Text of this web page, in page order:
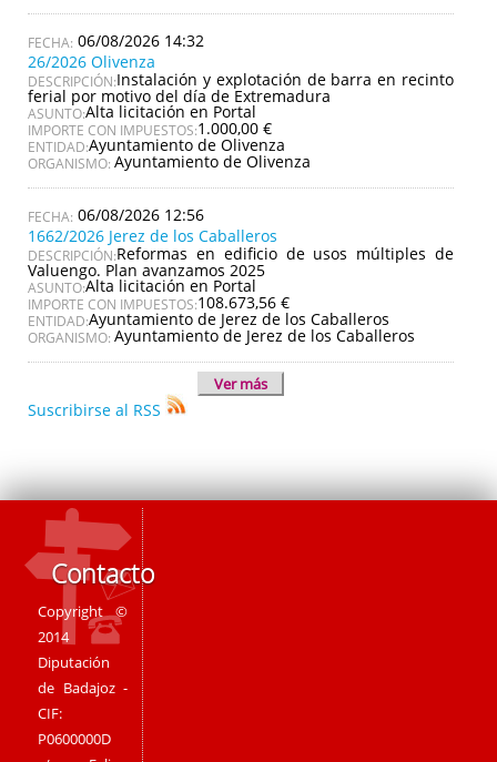
06/08/2026 14:32
26/2026 Olivenza
DESCRIPCIÓN:Instalación y explotación de barra en recinto
ferial por motivo del día de Extremadura
ASUNTO:Alta licitación en Portal
IMPORTE CON IMPUESTOS:1.000,00 €
ENTIDAD:Ayuntamiento de Olivenza
ORGANISMO: Ayuntamiento de Olivenza
06/08/2026 12:56
1662/2026 Jerez de los Caballeros
DESCRIPCIÓN:Reformas en edificio de usos múltiples de
Valuengo. Plan avanzamos 2025
ASUNTO:Alta licitación en Portal
IMPORTE CON IMPUESTOS:108.673,56 €
ENTIDAD:Ayuntamiento de Jerez de los Caballeros
ORGANISMO: Ayuntamiento de Jerez de los Caballeros
Ver más
Suscribirse al RSS
Contacto
Copyright ©
2014
Diputación
de Badajoz -
CIF:
P0600000D